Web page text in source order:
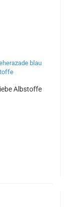
Albstoffe